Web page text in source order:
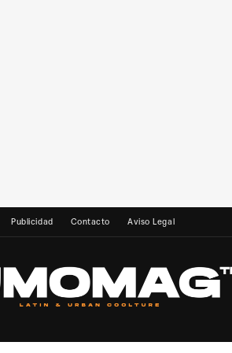
Publicidad Contacto Aviso Legal